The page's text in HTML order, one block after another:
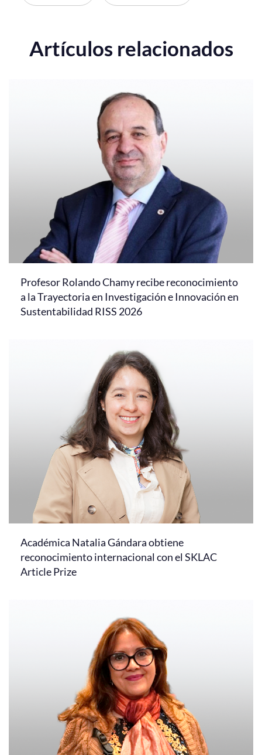
Artículos relacionados
Profesor Rolando Chamy recibe reconocimiento
a la Trayectoria en Investigación e Innovación en
Sustentabilidad RISS 2026
Académica Natalia Gándara obtiene
reconocimiento internacional con el SKLAC
Article Prize